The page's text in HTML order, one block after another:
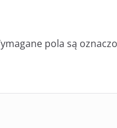
pola są